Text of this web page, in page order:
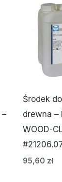
Środek
drewna –
WOOD-
95,60 zł